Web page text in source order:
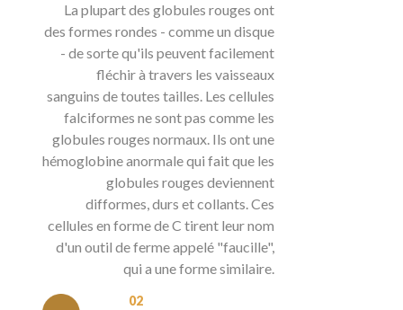
La plupart des globules rouges ont
des formes rondes - comme un disque
- de sorte qu'ils peuvent facilement
fléchir à travers les vaisseaux
sanguins de toutes tailles. Les cellules
falciformes ne sont pas comme les
globules rouges normaux. Ils ont une
hémoglobine anormale qui fait que les
globules rouges deviennent
difformes, durs et collants. Ces
cellules en forme de C tirent leur nom
d'un outil de ferme appelé "faucille",
qui a une forme similaire.
02